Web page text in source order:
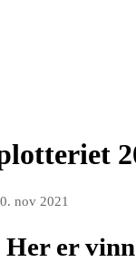
nov 2021
Her er